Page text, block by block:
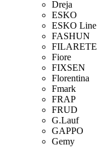
Dreja
ESKO
ESKO Line
FASHUN
FILARETE
Fiore
FIXSEN
Florentina
Fmark
FRAP
FRUD
G.Lauf
GAPPO
Gemy